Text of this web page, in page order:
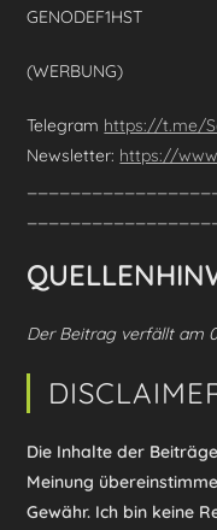
GENODEF1HST
(WERBUNG)
Telegram https://t.me/
Newsletter: https://
Der Beitrag verfällt am
Die Inhalte der
Meinung
Gewähr. Ich bin keine